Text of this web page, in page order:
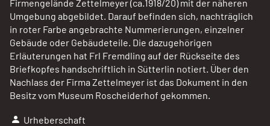
Firmengelände Zettelmeyer (ca.1918/20) mit der näheren
Umgebung abgebildet. Darauf befinden sich, nachträglich
in roter Farbe angebrachte Nummerierungen, einzelner
Gebäude oder Gebäudeteile. Die dazugehörigen
Erläuterungen hat Frl Fremdling auf der Rückseite des
Briefkopfes handschriftlich in Sütterlin notiert. Über den
Nachlass der Firma Zettelmeyer ist das Dokument in den
Besitz vom Museum Roscheiderhof gekommen.
Urheberschaft